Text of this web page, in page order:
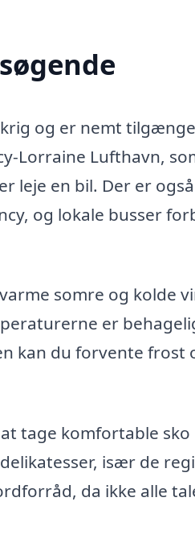
og er nemt
Lorraine Lufthavn,
leje en bil. Der er
og lokale busser
somre og kolde
er
kan du forvente frost
tage komfortable sko
især de
da ikke alle